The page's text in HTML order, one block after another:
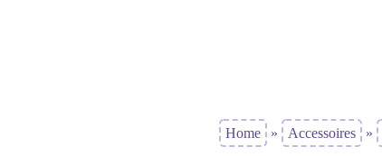
Home » Accessoires »